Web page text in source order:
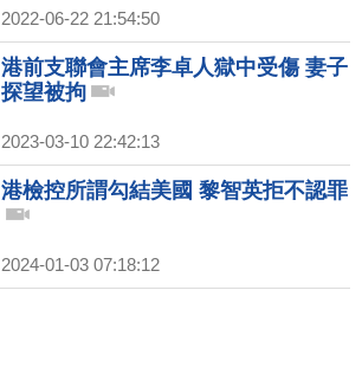
2022-06-22 21:54:50
港前支聯會主席李卓人獄中受傷 妻子
探望被拘
2023-03-10 22:42:13
港檢控所謂勾結美國 黎智英拒不認罪
2024-01-03 07:18:12